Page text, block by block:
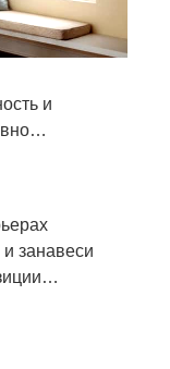
и
занавеси